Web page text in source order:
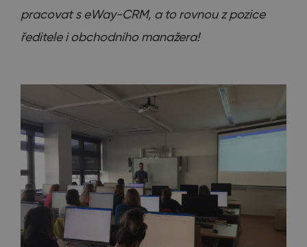
pracovat s eWay-CRM, a to rovnou z pozice
ředitele i obchodního manažera!